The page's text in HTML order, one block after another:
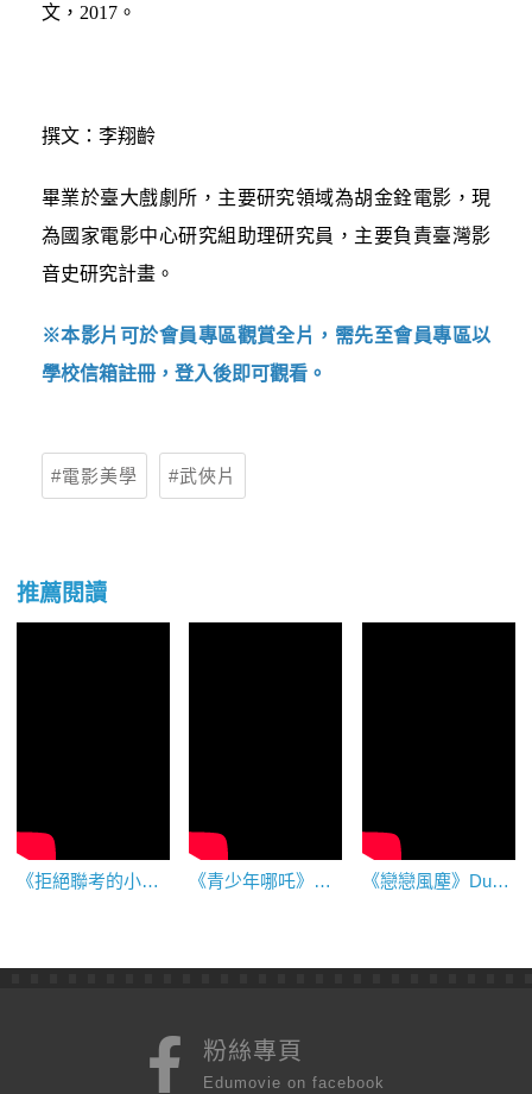
文，2017。
撰文：李翔齡
畢業於臺大戲劇所，主要研究領域為胡金銓電影，現
為國家電影中心研究組助理研究員，主要負責臺灣影
音史研究計畫。
※本影片可於會員專區觀賞全片，需先至會員專區以
學校信箱註冊，登入後即可觀看。
電影美學 武俠片
推薦閱讀
《拒絕聯考的小子》The Fellow Who Rejected College 《青少年哪吒》Rebels of the Neon God 《戀戀風塵》Dust In The Wind
粉絲專頁
Edumovie on facebook